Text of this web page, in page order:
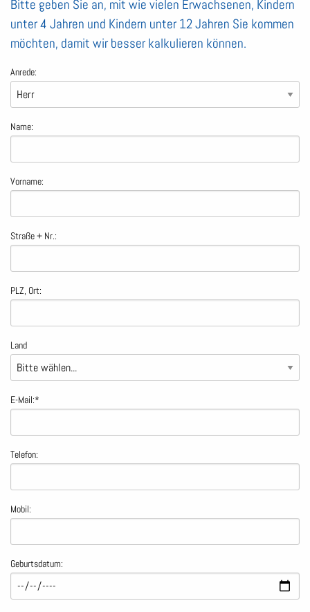
Bitte geben Sie an, mit wie vielen Erwachsenen, Kindern
unter 4 Jahren und Kindern unter 12 Jahren Sie kommen
möchten, damit wir besser kalkulieren können.
Anrede:
Name:
Vorname:
Straße + Nr.:
PLZ, Ort:
Land
E-Mail:*
Telefon:
Mobil:
Geburtsdatum: